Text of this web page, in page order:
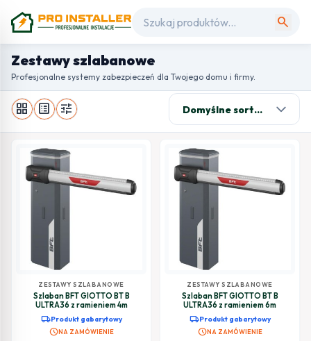
search
Zestawy szlabanowe
Profesjonalne systemy zabezpieczeń dla Twojego domu i firmy.
grid_view list_alt tune
ZESTAWY SZLABANOWE
Szlaban BFT GIOTTO BT B
ULTRA36 z ramieniem 4m
local_shippingProdukt gabarytowy
scheduleNA ZAMÓWIENIE
ZESTAWY SZLABANOWE
Szlaban BFT GIOTTO BT B
ULTRA36 z ramieniem 6m
local_shippingProdukt gabarytowy
scheduleNA ZAMÓWIENIE